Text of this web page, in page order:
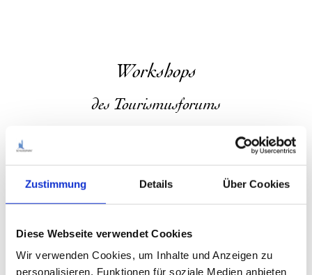
Zustimmung Details Über Cookies
Diese Webseite verwendet Cookies
Wir verwenden Cookies, um Inhalte und Anzeigen zu
personalisieren, Funktionen für soziale Medien anbieten
Workshops
des Tourismusforums
Teilnehmenden an den Themen Inszenierung & Marketing,
Zur Ergebnisdokumention
Zusammenarbeit